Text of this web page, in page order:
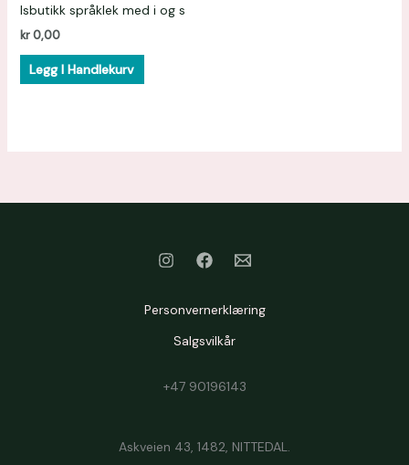
Isbutikk språklek med i og s
kr0,00
Legg I Handlekurv
Personvernerklæring
Salgsvilkår
+47 90196143
Askveien 43, 1482, NITTEDAL.